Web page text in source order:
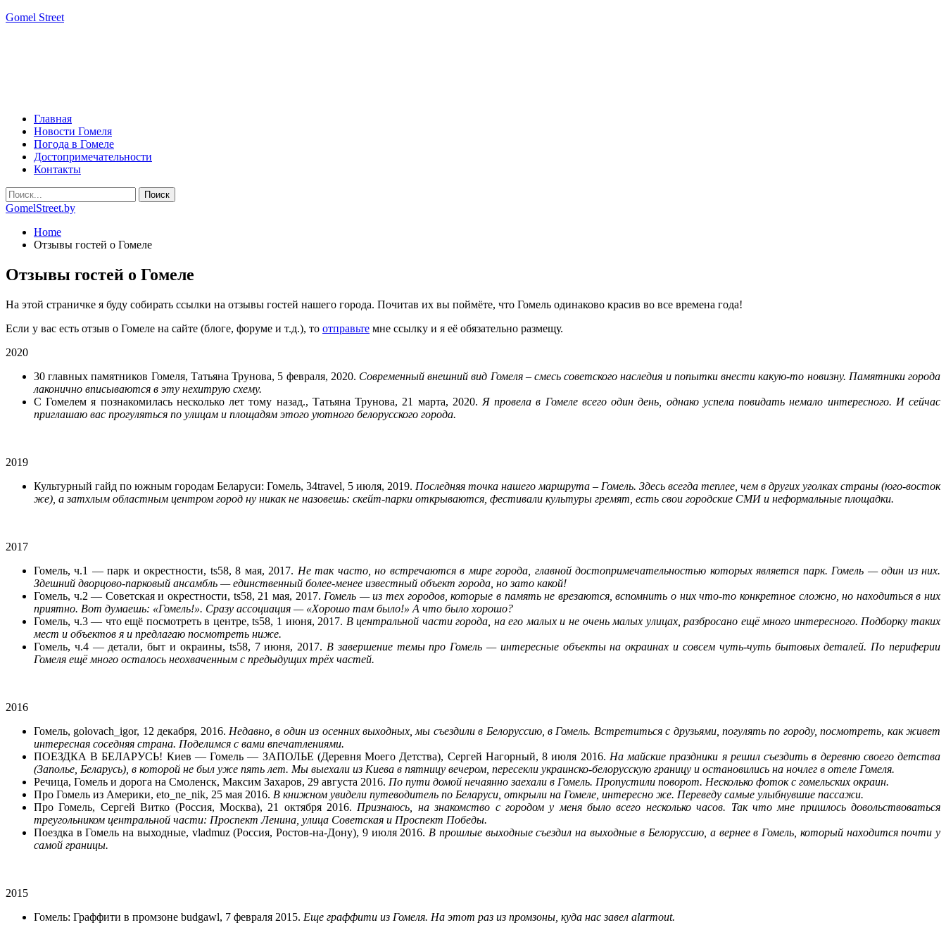
Gomel Street
Главная
Новости Гомеля
Погода в Гомеле
Достопримечательности
Контакты
GomelStreet.by
Home
Отзывы гостей о Гомеле
Отзывы гостей о Гомеле
На этой страничке я буду собирать ссылки на отзывы гостей нашего города. Почитав их вы поймёте, что Гомель одинаково красив во все времена года!
Если у вас есть отзыв о Гомеле на сайте (блоге, форуме и т.д.), то отправьте мне ссылку и я её обязательно размещу.
2020
30 главных памятников Гомеля, Татьяна Трунова, 5 февраля, 2020. Современный внешний вид Гомеля – смесь советского наследия и попытки внести какую-то новизну. Памятники города
лаконично вписываются в эту нехитрую схему.
С Гомелем я познакомилась несколько лет тому назад., Татьяна Трунова, 21 марта, 2020. Я провела в Гомеле всего один день, однако успела повидать немало интересного. И сейчас
приглашаю вас прогуляться по улицам и площадям этого уютного белорусского города.
2019
Культурный гайд по южным городам Беларуси: Гомель, 34travel, 5 июля, 2019. Последняя точка нашего маршрута – Гомель. Здесь всегда теплее, чем в других уголках страны (юго-восток
же), а затхлым областным центром город ну никак не назовешь: скейт-парки открываются, фестивали культуры гремят, есть свои городские СМИ и неформальные площадки.
2017
Гомель, ч.1 — парк и окрестности, ts58, 8 мая, 2017. Не так часто, но встречаются в мире города, главной достопримечательностью которых является парк. Гомель — один из них.
Здешний дворцово-парковый ансамбль — единственный более-менее известный объект города, но зато какой!
Гомель, ч.2 — Советская и окрестности, ts58, 21 мая, 2017. Гомель — из тех городов, которые в память не врезаются, вспомнить о них что-то конкретное сложно, но находиться в них
приятно. Вот думаешь: «Гомель!». Сразу ассоциация — «Хорошо там было!» А что было хорошо?
Гомель, ч.3 — что ещё посмотреть в центре, ts58, 1 июня, 2017. В центральной части города, на его малых и не очень малых улицах, разбросано ещё много интересного. Подборку таких
мест и объектов я и предлагаю посмотреть ниже.
Гомель, ч.4 — детали, быт и окраины, ts58, 7 июня, 2017. В завершение темы про Гомель — интересные объекты на окраинах и совсем чуть-чуть бытовых деталей. По периферии
Гомеля ещё много осталось неохваченным с предыдущих трёх частей.
2016
Гомель, golovach_igor, 12 декабря, 2016. Недавно, в один из осенних выходных, мы съездили в Белоруссию, в Гомель. Встретиться с друзьями, погулять по городу, посмотреть, как живет
интересная соседняя страна. Поделимся с вами впечатлениями.
ПОЕЗДКА В БЕЛАРУСЬ! Киев — Гомель — ЗАПОЛЬЕ (Деревня Моего Детства), Сергей Нагорный, 8 июля 2016. На майские праздники я решил съездить в деревню своего детства
(Заполье, Беларусь), в которой не был уже пять лет. Мы выехали из Киева в пятницу вечером, пересекли украинско-белорусскую границу и остановились на ночлег в отеле Гомеля.
Речица, Гомель и дорога на Смоленск, Максим Захаров, 29 августа 2016. По пути домой нечаянно заехали в Гомель. Пропустили поворот. Несколько фоток с гомельских окраин.
Про Гомель из Америки, eto_ne_nik, 25 мая 2016. В книжном увидели путеводитель по Беларуси, открыли на Гомеле, интересно же. Переведу самые улыбнувшие пассажи.
Про Гомель, Сергей Витко (Россия, Москва), 21 октября 2016. Признаюсь, на знакомство с городом у меня было всего несколько часов. Так что мне пришлось довольствоваться
треугольником центральной части: Проспект Ленина, улица Советская и Проспект Победы.
Поездка в Гомель на выходные, vladmuz (Россия, Ростов-на-Дону), 9 июля 2016. В прошлые выходные съездил на выходные в Белоруссию, а вернее в Гомель, который находится почти у
самой границы.
2015
Гомель: Граффити в промзоне budgawl, 7 февраля 2015. Еще граффити из Гомеля. На этот раз из промзоны, куда нас завел alarmout.